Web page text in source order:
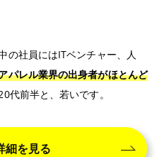
の社員にはITベンチャー、人
パレル業界の出身者がほとんど
代前半と、若いです。
細を見る